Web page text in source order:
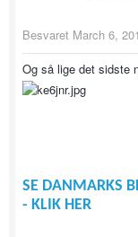
Besvaret March 6,
Og så lige det sidste
SE DANMARKS
- KLIK HER